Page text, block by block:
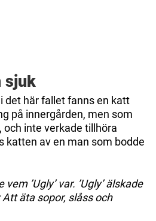
sjuk
det här fallet fanns en katt
på innergården, men som
och inte verkade tillhöra
katten av en man som bodde
’Ugly’ var. ’Ugly’ älskade
äta sopor, slåss och